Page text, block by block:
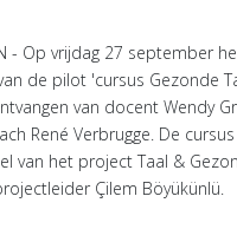
- Op vrijdag 27 september
de pilot 'cursus Gezonde
van docent Wendy
René Verbrugge. De
van het project Taal &
Çilem Böyükünlü.